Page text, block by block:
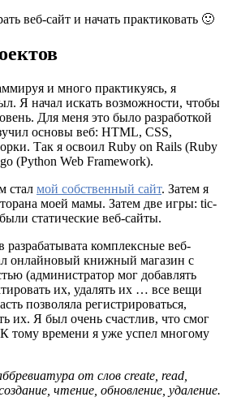
веб-сайт и начать практиковать 🙂
и много практикуясь, я
Я начал искать возможности, чтобы
Для меня это было разработкой
основы веб: HTML, CSS,
Так я освоил Ruby on Rails (Ruby
(Python Web Framework).
стал мой собственный сайт. Затем я
моей мамы. Затем две игры: tic-
статические веб-сайты.
разрабатывата комплексные веб-
онлайновый книжный магазин с
(администратор мог добавлять
их, удалять их … все вещи
позволяла регистрироваться,
их. Я был очень счастлив, что смог
К тому времени я уже успел многому
от слов create, read,
чтение, обновление, удаление.